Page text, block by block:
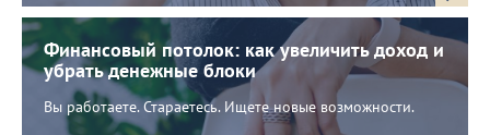
Финансовый потолок: как увеличить доход и
убрать денежные блоки
Вы работаете. Стараетесь. Ищете новые возможности.